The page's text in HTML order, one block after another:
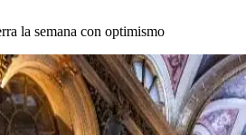
la semana con optimismo